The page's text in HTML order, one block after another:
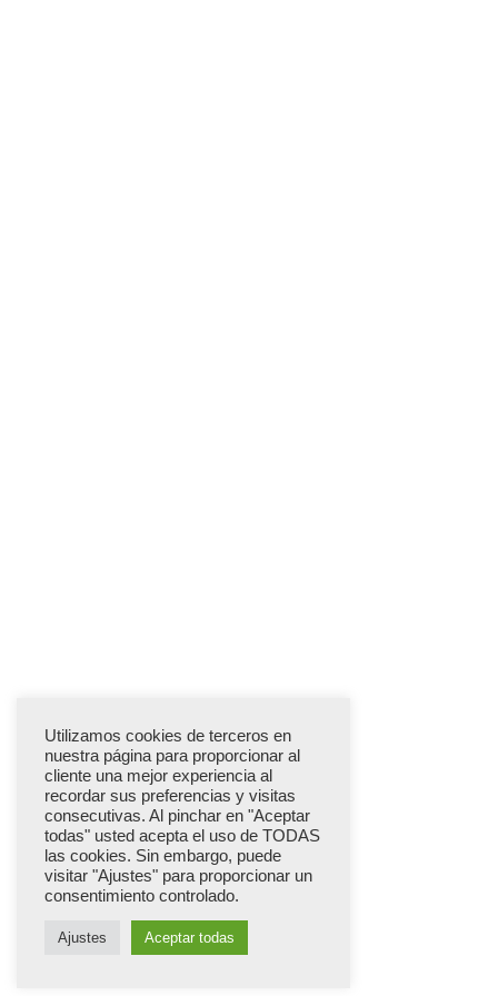
Utilizamos cookies de terceros en
nuestra página para proporcionar al
cliente una mejor experiencia al
recordar sus preferencias y visitas
consecutivas. Al pinchar en "Aceptar
todas" usted acepta el uso de TODAS
las cookies. Sin embargo, puede
visitar "Ajustes" para proporcionar un
consentimiento controlado.
Ajustes Aceptar todas